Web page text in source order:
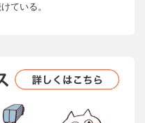
ている。